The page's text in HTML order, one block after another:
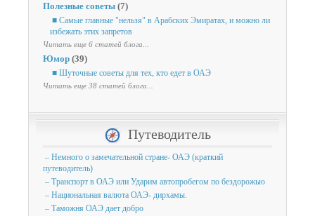
Полезные советы (7)
■ Самые главные "нельзя" в Арабских Эмиратах, и можно ли
избежать этих запретов
Читать еще 6 статей блога...
Юмор (39)
■ Шуточные советы для тех, кто едет в ОАЭ
Читать еще 38 статей блога...
Путеводитель
– Немного о замечательной стране- ОАЭ (краткий
путеводитель)
– Транспорт в ОАЭ или Ударим автопробегом по бездорожью
– Национальная валюта ОАЭ- дирхамы.
– Таможня ОАЭ дает добро